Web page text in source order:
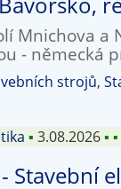
Mnichova
- německá
strojů,
▪ 3.08.2026▪ ▪
Stavební